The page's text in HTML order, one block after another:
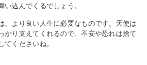
い込んでくるでしょう。
、より良い人生に必要なものです。天使は
かり支えてくれるので、不安や恐れは捨て
てくださいね。